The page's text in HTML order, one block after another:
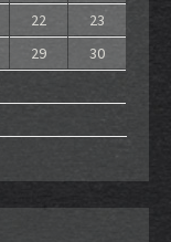
22
23
29
30